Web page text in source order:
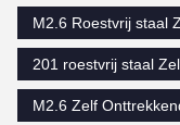
M2.6 Roestvrij staal
201 roestvrij staal
M2.6 Zelf